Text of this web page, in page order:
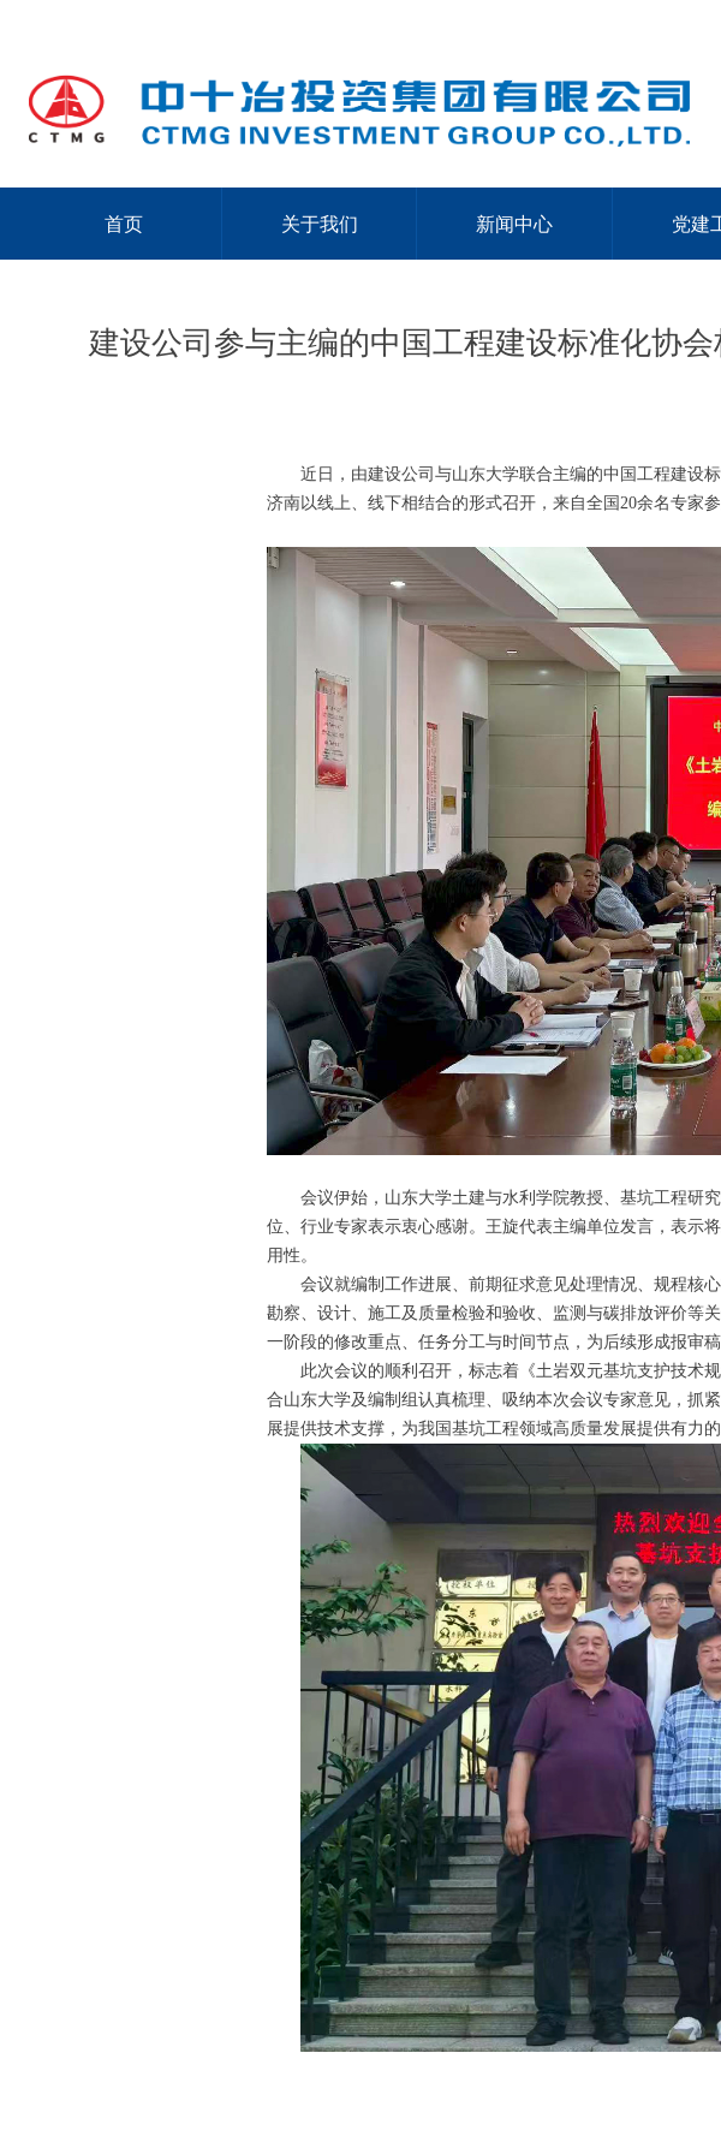
首页 关于我们 新闻中心 党建
建设公司参与主编的中国工程建设标准化协
近日，由建设公司与山东大学联合主编的中国工程建设
济南以线上、线下相结合的形式召开，来自全国20余名专家
会议伊始，山东大学土建与水利学院教授、基坑工程研
位、行业专家表示衷心感谢。王旋代表主编单位发言，表示
用性。
会议就编制工作进展、前期征求意见处理情况、规程核
勘察、设计、施工及质量检验和验收、监测与碳排放评价等
一阶段的修改重点、任务分工与时间节点，为后续形成报审
此次会议的顺利召开，标志着《土岩双元基坑支护技术
合山东大学及编制组认真梳理、吸纳本次会议专家意见，抓
展提供技术支撑，为我国基坑工程领域高质量发展提供有力的